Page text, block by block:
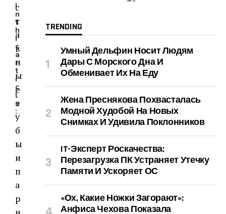
I
n
t
h
i
s
a
r
t
i
c
l
e
:
TRENDING
Умный Дельфин Носит Людям
Дары С Морского Дна И
Обменивает Их На Еду
Жена Преснякова Похвасталась
Модной Худобой На Новых
Снимках И Удивила Поклонников
IT-Эксперт Роскачества:
Перезагрузка ПК Устраняет Утечку
Памяти И Ускоряет ОС
«Ох, Какие Ножки Загорают»:
Анфиса Чехова Показала